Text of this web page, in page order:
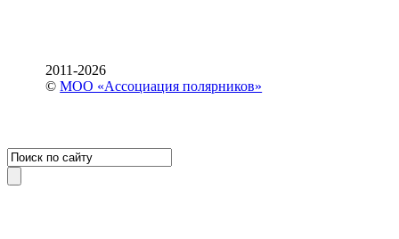
2011-2026
©МОО «Ассоциация полярников»